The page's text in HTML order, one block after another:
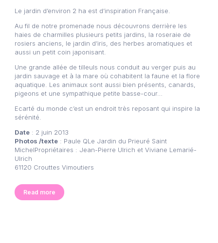
Le jardin d’environ 2 ha est d’inspiration Française.
Au fil de notre promenade nous découvrons derrière les
haies de charmilles plusieurs petits jardins, la roseraie de
rosiers anciens, le jardin d’iris, des herbes aromatiques et
aussi un petit coin japonisant.
Une grande allée de tilleuls nous conduit au verger puis au
jardin sauvage et à la mare où cohabitent la faune et la flore
aquatique. Les animaux sont aussi bien présents, canards,
pigeons et une sympathique petite basse-cour…
Ecarté du monde c’est un endroit très reposant qui inspire la
sérénité.
Date : 2 juin 2013
Photos /texte : Paule QLe Jardin du Prieuré Saint
MichelPropriétaires : Jean-Pierre Ulrich et Viviane Lemarié-
Ulrich
61120 Crouttes Vimoutiers
Read more